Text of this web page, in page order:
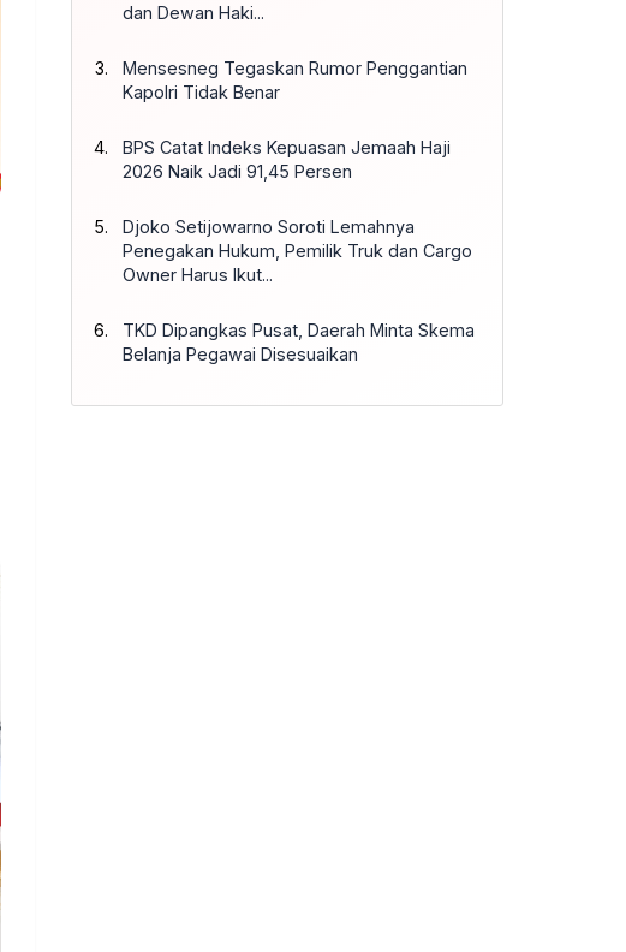
dan Dewan Haki...
Mensesneg Tegaskan Rumor Penggantian
Kapolri Tidak Benar
BPS Catat Indeks Kepuasan Jemaah Haji
2026 Naik Jadi 91,45 Persen
Djoko Setijowarno Soroti Lemahnya
Penegakan Hukum, Pemilik Truk dan Cargo
Owner Harus Ikut...
TKD Dipangkas Pusat, Daerah Minta Skema
Belanja Pegawai Disesuaikan